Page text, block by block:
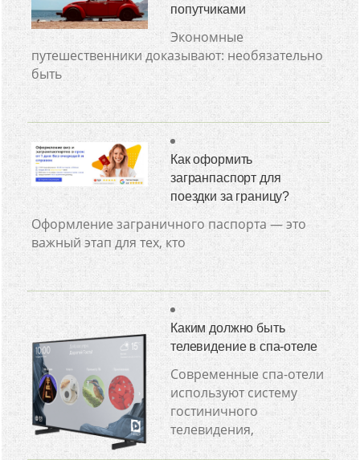
попутчиками
Экономные
путешественники доказывают: необязательно
быть
Как оформить
загранпаспорт для
поездки за границу?
Оформление заграничного паспорта — это
важный этап для тех, кто
Каким должно быть
телевидение в спа-отеле
Современные спа-отели
используют систему
гостиничного
телевидения,